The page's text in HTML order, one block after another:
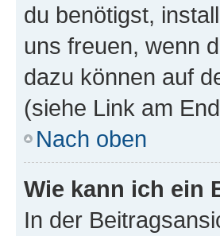
du benötigst,
uns freuen, wenn
dazu können auf
(siehe Link am
Nach oben
Wie kann ich ein
In der